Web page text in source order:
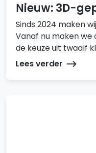
Nieuw: 3D-
Sinds 2024 maken
Vanaf nu maken
de keuze uit twaalf
Lees verder